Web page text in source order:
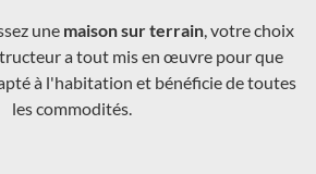
une maison sur terrain , votre choix
a tout mis en œuvre pour que
à l'habitation et bénéficie de toutes
les commodités.